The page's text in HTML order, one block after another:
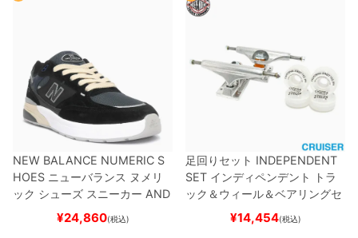
NEW BALANCE NUMERIC S
HOES ニューバランス ヌメリ
ック シューズ スニーカー AND
REW REYNOLDS 933
BLACK/NAVYスケートボ
¥24,860(税込)
足回りセット INDEPENDENT
SET インディペンデント
トラ
ック＆ウィール＆ベアリングセ
（クルーザー用）
ボード スケボー
¥14,454(税込)